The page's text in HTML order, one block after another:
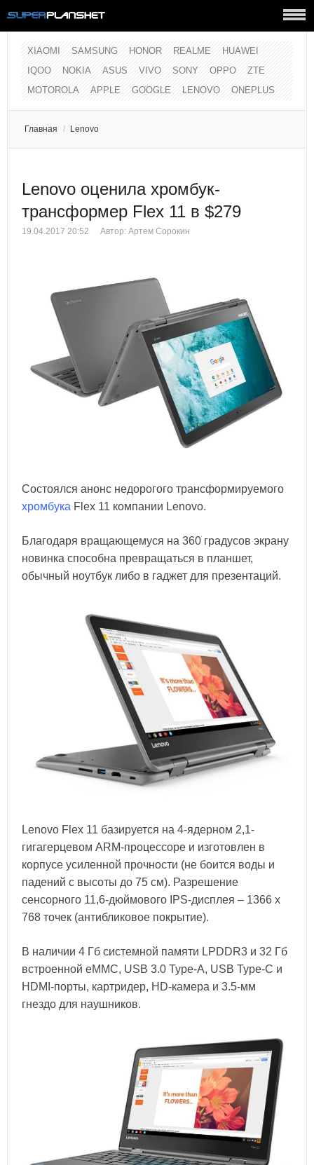
XIAOMI SAMSUNG HONOR REALME
HUAWEI
IQOO
NOKIA ASUS VIVO SONY OPPO
ZTE
MOTOROLA
APPLE GOOGLE LENOVO ONEPLUS
Главная / Lenovo
Lenovo оценила хромбук-
трансформер Flex 11 в $279
19.04.2017 20:52 Автор: Артем Сорокин
Состоялся анонс недорогого трансформируемого
хромбука Flex 11 компании Lenovo.
Благодаря вращающемуся на 360 градусов экрану
новинка способна превращаться в планшет,
обычный ноутбук либо в гаджет для презентаций.
Lenovo Flex 11 базируется на 4-ядерном 2,1-
гигагерцевом ARM-процессоре и изготовлен в
корпусе усиленной прочности (не боится воды и
падений с высоты до 75 см). Разрешение
сенсорного 11,6-дюймового IPS-дисплея – 1366 x
768 точек (антибликовое покрытие).
В наличии 4 Гб системной памяти LPDDR3 и 32 Гб
встроенной eMMC, USB 3.0 Type-A, USB Type-C и
HDMI-порты, картридер, HD-камера и 3.5-мм
гнездо для наушников.